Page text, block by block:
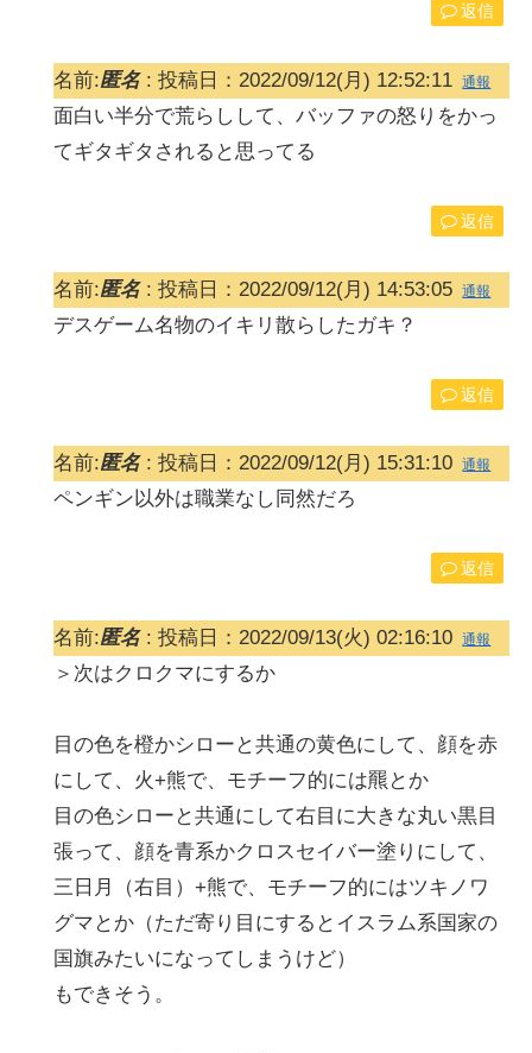
返信
名前:匿名: 投稿日：2022/09/12(月) 12:52:11 通報
面白い半分で荒らしして、バッファの怒りをかっ
てギタギタされると思ってる
返信
名前:匿名: 投稿日：2022/09/12(月) 14:53:05 通報
デスゲーム名物のイキリ散らしたガキ？
返信
名前:匿名: 投稿日：2022/09/12(月) 15:31:10 通報
ペンギン以外は職業なし同然だろ
返信
名前:匿名: 投稿日：2022/09/13(火) 02:16:10 通報
＞次はクロクマにするか
目の色を橙かシローと共通の黄色にして、顔を赤
にして、火+熊で、モチーフ的には羆とか
目の色シローと共通にして右目に大きな丸い黒目
張って、顔を青系かクロスセイバー塗りにして、
三日月（右目）+熊で、モチーフ的にはツキノワ
グマとか（ただ寄り目にするとイスラム系国家の
国旗みたいになってしまうけど）
もできそう。